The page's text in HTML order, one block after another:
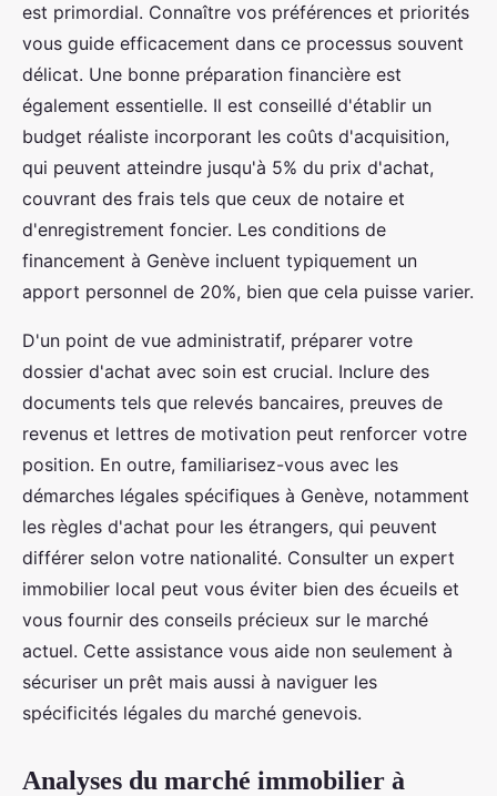
est primordial. Connaître vos préférences et priorités
vous guide efficacement dans ce processus souvent
délicat. Une bonne préparation financière est
également essentielle. Il est conseillé d'établir un
budget réaliste incorporant les coûts d'acquisition,
qui peuvent atteindre jusqu'à 5% du prix d'achat,
couvrant des frais tels que ceux de notaire et
d'enregistrement foncier. Les conditions de
financement à Genève incluent typiquement un
apport personnel de 20%, bien que cela puisse varier.
D'un point de vue administratif, préparer votre
dossier d'achat avec soin est crucial. Inclure des
documents tels que relevés bancaires, preuves de
revenus et lettres de motivation peut renforcer votre
position. En outre, familiarisez-vous avec les
démarches légales spécifiques à Genève, notamment
les règles d'achat pour les étrangers, qui peuvent
différer selon votre nationalité. Consulter un expert
immobilier local peut vous éviter bien des écueils et
vous fournir des conseils précieux sur le marché
actuel. Cette assistance vous aide non seulement à
sécuriser un prêt mais aussi à naviguer les
spécificités légales du marché genevois.
Analyses du marché immobilier à